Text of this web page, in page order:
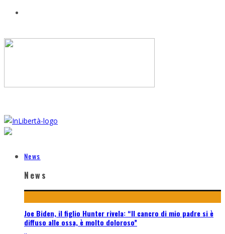
News
News
Joe Biden, il figlio Hunter rivela: “Il cancro di mio padre si è
diffuso alle ossa, è molto doloroso”